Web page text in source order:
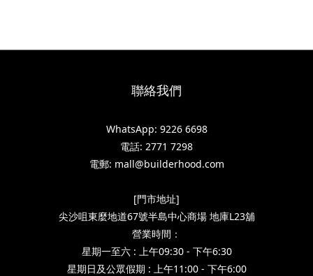
聯絡我們
WhatsApp: 9226 6698
電話: 2771 7298
電郵: mall@builderhood.com
[門市地址]
尖沙咀東麼地道67號半島中心商場 地庫L23舖
營業時間：
星期一至六 : 上午09:30 - 下午6:30
星期日及公眾假期 : 上午11:00 - 下午6:00